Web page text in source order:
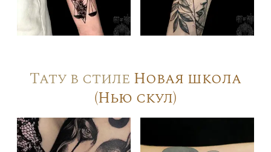
Тату в стиле Новая школа
(Нью скул)